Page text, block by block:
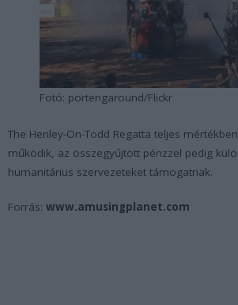
Fotó: portengaround/Flickr
The Henley-On-Todd Regatta teljes
működik, az összegyűjtött pénzzel pedig
humanitárius szervezeteket támogatnak.
Forrás: www.amusingplanet.com